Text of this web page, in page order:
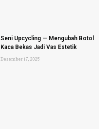
Seni Upcycling — Mengubah Botol
Kaca Bekas Jadi Vas Estetik
Desember 17, 2025